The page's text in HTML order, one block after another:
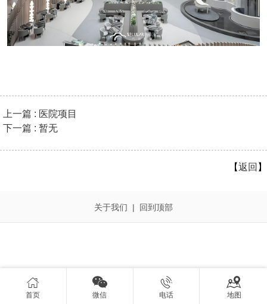
上一篇 : 医院项目
下一篇 : 暂无
【返回 】
关于我们 | 回到顶部

首页

微信

电话

地图